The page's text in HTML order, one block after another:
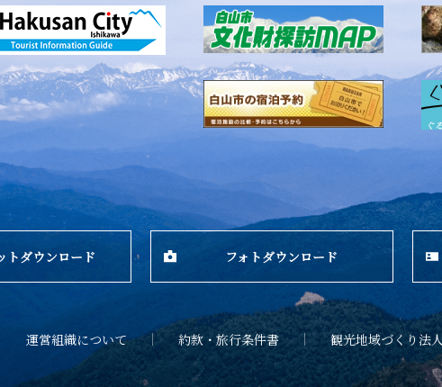
トダウンロード フォトダウンロード
運営組織について 約款・旅行条件書 観光地域づくり法